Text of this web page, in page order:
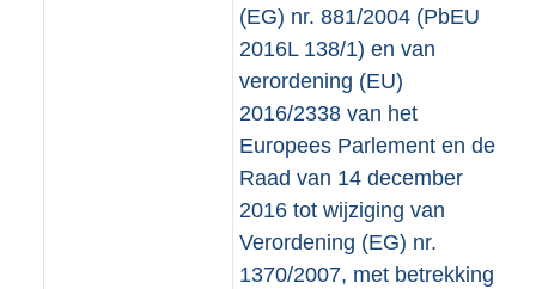
(EG) nr. 881/2004 (PbEU
2016L 138/1) en van
verordening (EU)
2016/2338 van het
Europees Parlement en de
Raad van 14 december
2016 tot wijziging van
Verordening (EG) nr.
1370/2007, met betrekking